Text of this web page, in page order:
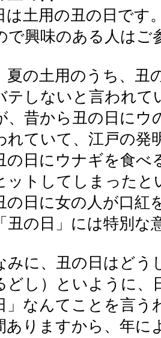
土用の丑の日です
で興味のある人はご
の土用のうち、丑
テしないと言われ
、昔から丑の日にウ
れていて、江戸の発
の日にウナギを食べ
ットしてしまった
の日に女の人が口紅
丑の日」には特別な
に、丑の日はどう
どし）といように
」なんてことを言う
ありますから、年